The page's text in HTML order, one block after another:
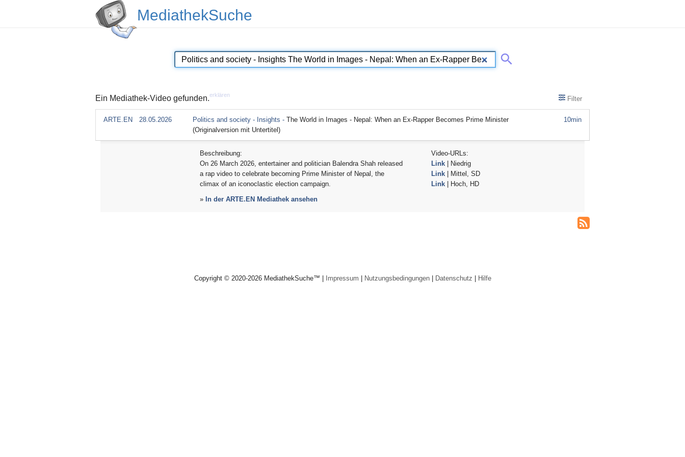
MediathekSuche
Ein Mediathek-Video gefunden.erklären Filter
10min
ARTE.EN 28.05.2026 Politics and society - Insights - The World in Images - Nepal: When an Ex-Rapper Becomes Prime Minister
(Originalversion mit Untertitel)
Beschreibung:
On 26 March 2026, entertainer and politician Balendra Shah released
a rap video to celebrate becoming Prime Minister of Nepal, the
climax of an iconoclastic election campaign.
» In der ARTE.EN Mediathek ansehen
Video-URLs:
Link| Niedrig
Link| Mittel, SD
Link| Hoch, HD
Copyright © 2020-2026 MediathekSuche™ | Impressum | Nutzungsbedingungen| Datenschutz | Hilfe